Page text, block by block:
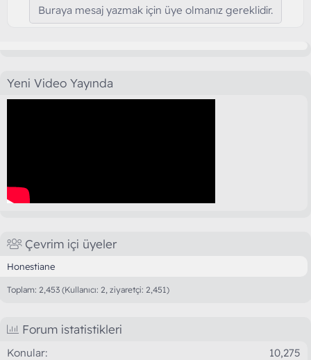
Buraya mesaj yazmak için üye olmanız gereklidir.
Yeni Video Yayında
Çevrim içi üyeler
Honestiane
Toplam: 2,453 (Kullanıcı: 2, ziyaretçi: 2,451)
Forum istatistikleri
Konular
10,275